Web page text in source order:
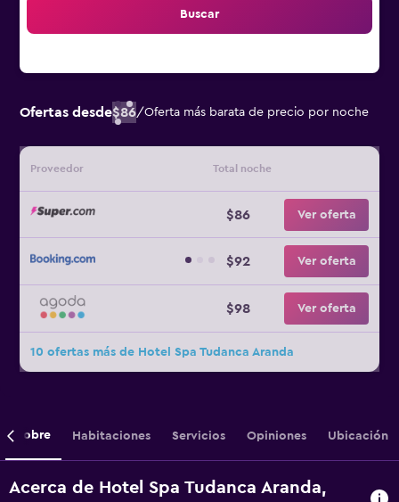
Buscar
Ofertas desde$86/Oferta más barata de precio por noche
Proveedor Total noche
$86 Ver oferta
$92 Ver oferta
$98 Ver oferta
10 ofertas más de Hotel Spa Tudanca Aranda
Sobre Habitaciones Servicios Opiniones Ubicación
Acerca de Hotel Spa Tudanca Aranda,